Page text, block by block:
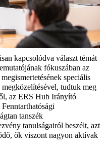
kapcsolódva választ témát
fókuszában az
speciális
tudtuk meg
az ERS Hub Irányító
tanszék
tanulságairól beszélt, azt
ők viszont nagyon aktívak